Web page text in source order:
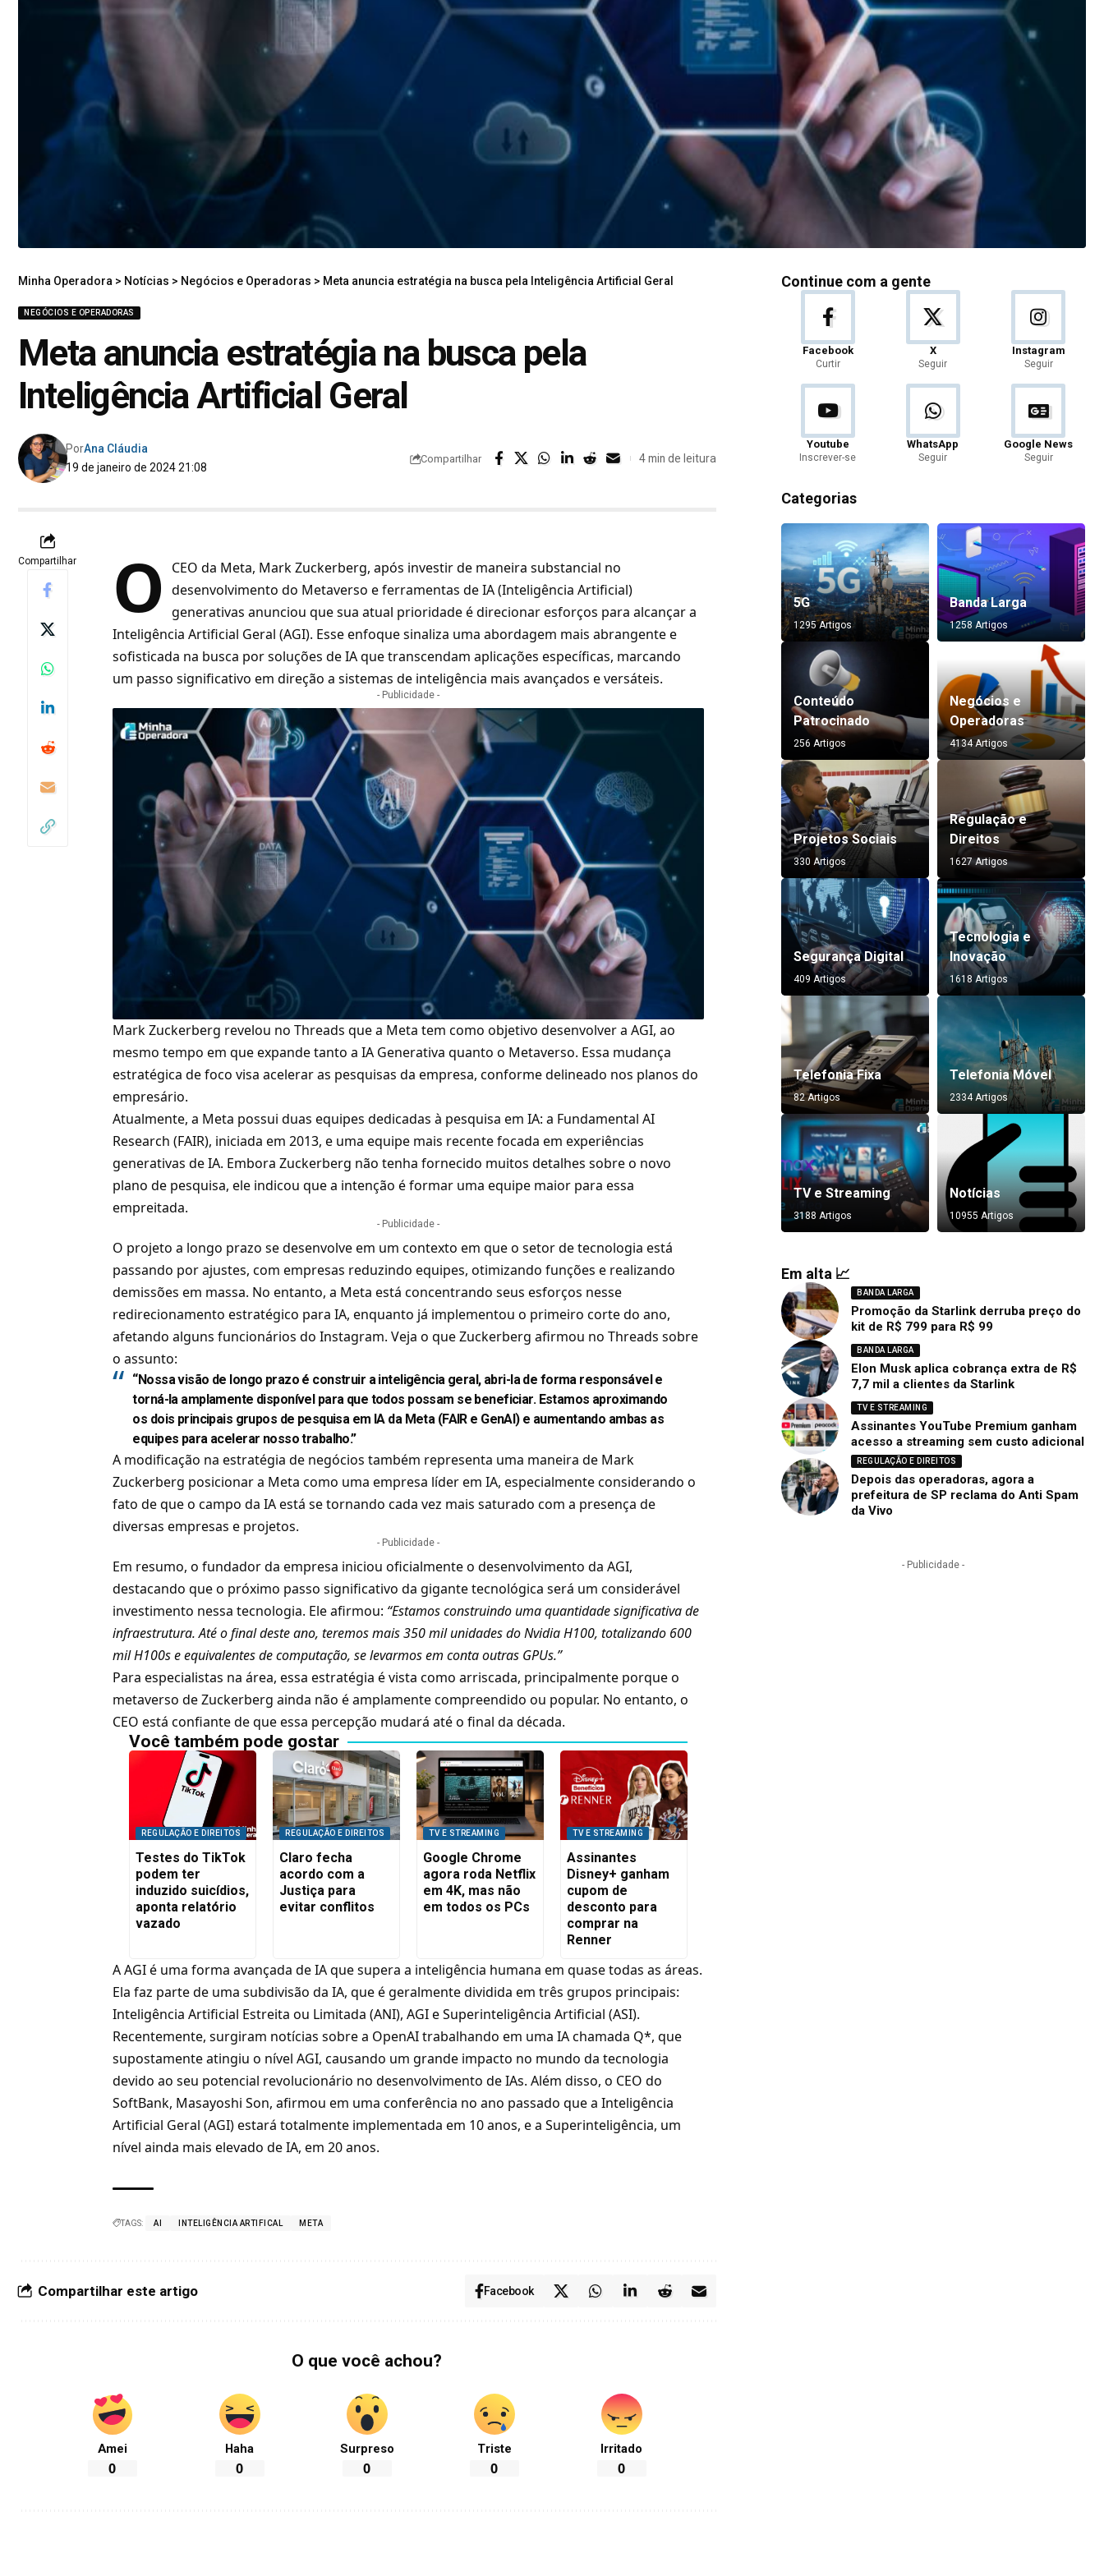
Minha Operadora > Notícias > Negócios e Operadoras > Meta anuncia estratégia na busca pela Inteligência Artificial Geral
NEGÓCIOS E OPERADORAS
Meta anuncia estratégia na busca pela
Inteligência Artificial Geral
19 de janeiro de 2024 21:08
PorAna Cláudia
Compartilhar 4 min de leitura
Compartilhar O CEO da Meta, Mark Zuckerberg, após investir de maneira substancial no
desenvolvimento do Metaverso e ferramentas de IA (Inteligência Artificial)
generativas anunciou que sua atual prioridade é direcionar esforços para alcançar a
Inteligência Artificial Geral (AGI). Esse enfoque sinaliza uma abordagem mais abrangente e
sofisticada na busca por soluções de IA que transcendam aplicações específicas, marcando
um passo significativo em direção a sistemas de inteligência mais avançados e versáteis.
- Publicidade -
Mark Zuckerberg revelou no Threads que a Meta tem como objetivo desenvolver a AGI, ao
mesmo tempo em que expande tanto a IA Generativa quanto o Metaverso. Essa mudança
estratégica de foco visa acelerar as pesquisas da empresa, conforme delineado nos planos do
empresário.
Atualmente, a Meta possui duas equipes dedicadas à pesquisa em IA: a Fundamental AI
Research (FAIR), iniciada em 2013, e uma equipe mais recente focada em experiências
generativas de IA. Embora Zuckerberg não tenha fornecido muitos detalhes sobre o novo
plano de pesquisa, ele indicou que a intenção é formar uma equipe maior para essa
empreitada.
- Publicidade -
O projeto a longo prazo se desenvolve em um contexto em que o setor de tecnologia está
passando por ajustes, com empresas reduzindo equipes, otimizando funções e realizando
demissões em massa. No entanto, a Meta está concentrando seus esforços nesse
redirecionamento estratégico para IA, enquanto já implementou o primeiro corte do ano,
afetando alguns funcionários do Instagram. Veja o que Zuckerberg afirmou no Threads sobre
o assunto:
“Nossa visão de longo prazo é construir a inteligência geral, abri-la de forma responsável e
torná-la amplamente disponível para que todos possam se beneficiar. Estamos aproximando
os dois principais grupos de pesquisa em IA da Meta (FAIR e GenAI) e aumentando ambas as
equipes para acelerar nosso trabalho.”
A modificação na estratégia de negócios também representa uma maneira de Mark
Zuckerberg posicionar a Meta como uma empresa líder em IA, especialmente considerando o
fato de que o campo da IA está se tornando cada vez mais saturado com a presença de
diversas empresas e projetos.
- Publicidade -
Em resumo, o fundador da empresa iniciou oficialmente o desenvolvimento da AGI,
destacando que o próximo passo significativo da gigante tecnológica será um considerável
investimento nessa tecnologia. Ele afirmou: “Estamos construindo uma quantidade significativa de
infraestrutura. Até o final deste ano, teremos mais 350 mil unidades do Nvidia H100, totalizando 600
mil H100s e equivalentes de computação, se levarmos em conta outras GPUs.”
Para especialistas na área, essa estratégia é vista como arriscada, principalmente porque o
metaverso de Zuckerberg ainda não é amplamente compreendido ou popular. No entanto, o
CEO está confiante de que essa percepção mudará até o final da década.
Você também pode gostar
REGULAÇÃO E DIREITOS
Testes do TikTok
podem ter
induzido suicídios,
aponta relatório
vazado
REGULAÇÃO E DIREITOS
Claro fecha
acordo com a
Justiça para
evitar conflitos
TV E STREAMING
Google Chrome
agora roda Netflix
em 4K, mas não
em todos os PCs
TV E STREAMING
Assinantes
Disney+ ganham
cupom de
desconto para
comprar na
Renner
A AGI é uma forma avançada de IA que supera a inteligência humanaem quase todas as áreas.
Ela faz parte de uma subdivisão da IA, que é geralmente dividida em três grupos principais:
Inteligência Artificial Estreita ou Limitada (ANI), AGI e Superinteligência Artificial (ASI).
Recentemente, surgiram notícias sobre a OpenAI trabalhando em uma IA chamada Q*, que
supostamente atingiu o nível AGI, causando um grande impacto no mundo da tecnologia
devido ao seu potencial revolucionário no desenvolvimento de IAs. Além disso, o CEO do
SoftBank, Masayoshi Son, afirmou em uma conferência no ano passado que a Inteligência
Artificial Geral (AGI) estará totalmente implementada em 10 anos, e a Superinteligência, um
nível ainda mais elevado de IA, em 20 anos.
TAGS: AI INTELIGÊNCIA ARTIFICAL META
Compartilhar este artigo Facebook
O que você achou?
Amei
0
Haha
0
Surpreso
0
Triste
0
Irritado
0
Continue com a gente
Facebook
Curtir
X
Seguir
Instagram
Seguir
Youtube
Inscrever-se
WhatsApp
Seguir
Google News
Seguir
Categorias
5G
1295 Artigos
Banda Larga
1258 Artigos
Conteúdo
Patrocinado
256 Artigos
Negócios e
Operadoras
4134 Artigos
Projetos Sociais
330 Artigos
Regulação e
Direitos
1627 Artigos
Segurança Digital
409 Artigos
Tecnologia e
Inovação
1618 Artigos
Telefonia Fixa
82 Artigos
Telefonia Móvel
2334 Artigos
TV e Streaming
3188 Artigos
Notícias
10955 Artigos
Em alta 📈
BANDA LARGA
Promoção da Starlink derruba preço do
kit de R$ 799 para R$ 99
BANDA LARGA
Elon Musk aplica cobrança extra de R$
7,7 mil a clientes da Starlink
TV E STREAMING
Assinantes YouTube Premium ganham
acesso a streaming sem custo adicional
REGULAÇÃO E DIREITOS
Depois das operadoras, agora a
prefeitura de SP reclama do Anti Spam
da Vivo
- Publicidade -